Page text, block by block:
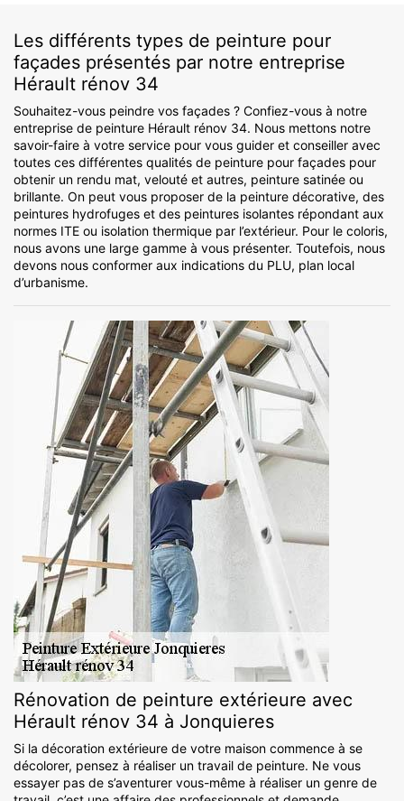
Les différents types de peinture pour
façades présentés par notre entreprise
Hérault rénov 34
Souhaitez-vous peindre vos façades ? Confiez-vous à notre
entreprise de peinture Hérault rénov 34. Nous mettons notre
savoir-faire à votre service pour vous guider et conseiller avec
toutes ces différentes qualités de peinture pour façades pour
obtenir un rendu mat, velouté et autres, peinture satinée ou
brillante. On peut vous proposer de la peinture décorative, des
peintures hydrofuges et des peintures isolantes répondant aux
normes ITE ou isolation thermique par l’extérieur. Pour le coloris,
nous avons une large gamme à vous présenter. Toutefois, nous
devons nous conformer aux indications du PLU, plan local
d’urbanisme.
Rénovation de peinture extérieure avec
Hérault rénov 34 à Jonquieres
Si la décoration extérieure de votre maison commence à se
décolorer, pensez à réaliser un travail de peinture. Ne vous
essayer pas de s’aventurer vous-même à réaliser un genre de